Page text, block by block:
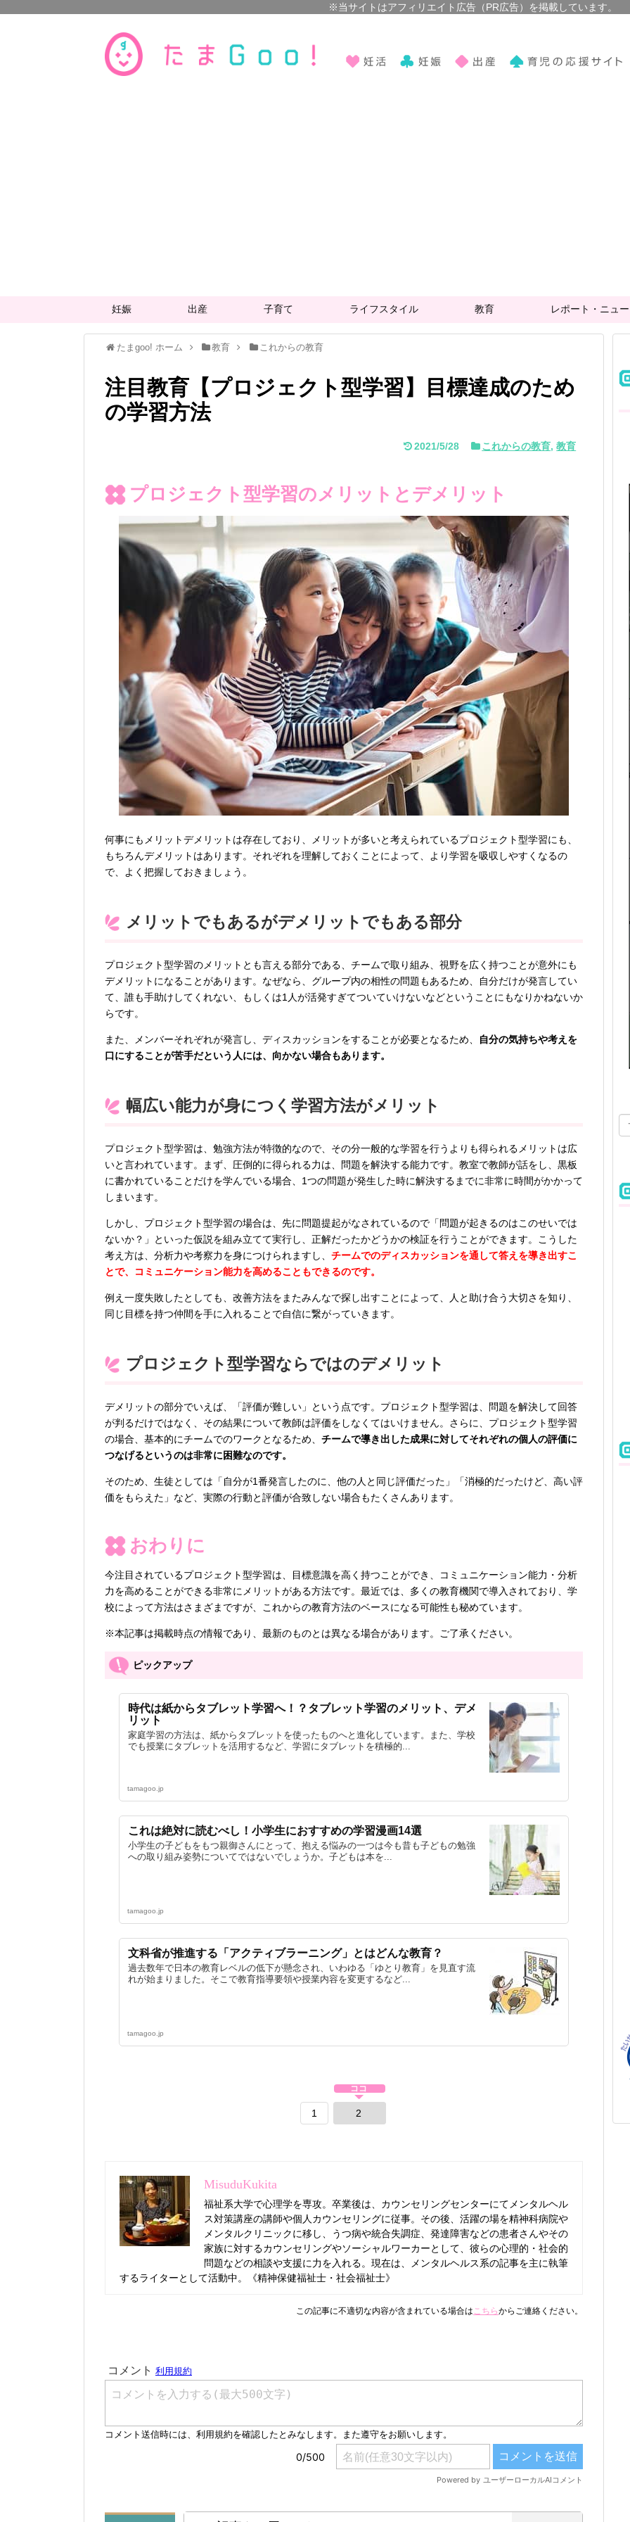
妊娠 出産 子育て ライフスタイル 教育 レポート・ニュ
たまgoo! ホーム 教育 これからの教育
注目教育【プロジェクト型学習】目標達成のため
の学習方法
2021/5/28 これからの教育,教育
プロジェクト型学習のメリットとデメリット
何事にもメリットデメリットは存在しており、メリットが多いと考えられているプロジェクト型学習にも、
もちろんデメリットはあります。それぞれを理解しておくことによって、より学習を吸収しやすくなるの
で、よく把握しておきましょう。
メリットでもあるがデメリットでもある部分
プロジェクト型学習のメリットとも言える部分である、チームで取り組み、視野を広く持つことが意外にも
デメリットになることがあります。なぜなら、グループ内の相性の問題もあるため、自分だけが発言してい
て、誰も手助けしてくれない、もしくは1人が活発すぎてついていけないなどということにもなりかねないか
らです。
また、メンバーそれぞれが発言し、ディスカッションをすることが必要となるため、
自分の気持ちや考えを
口にすることが苦手だという人には、向かない場合もあります。
幅広い能力が身につく学習方法がメリット
プロジェクト型学習は、勉強方法が特徴的なので、その分一般的な学習を行うよりも得られるメリットは広
いと言われています。まず、圧倒的に得られる力は、問題を解決する能力です。教室で教師が話をし、黒板
に書かれていることだけを学んでいる場合、1つの問題が発生した時に解決するまでに非常に時間がかかって
しまいます。
しかし、プロジェクト型学習の場合は、先に問題提起がなされているので「問題が起きるのはこのせいでは
ないか？」といった仮説を組み立てて実行し、正解だったかどうかの検証を行うことができます。こうした
考え方は、分析力や考察力を身につけられますし、 チームでのディスカッションを通して答えを導き出すこ
とで、コミュニケーション能力を高めることもできるのです。
例え一度失敗したとしても、改善方法をまたみんなで探し出すことによって、人と助け合う大切さを知り、
同じ目標を持つ仲間を手に入れることで自信に繋がっていきます。
プロジェクト型学習ならではのデメリット
デメリットの部分でいえば、「評価が難しい」という点です。プロジェクト型学習は、問題を解決して回答
が判るだけではなく、その結果について教師は評価をしなくてはいけません。さらに、プロジェクト型学習
の場合、基本的にチームでのワークとなるため、 チームで導き出した成果に対してそれぞれの個人の評価に
つなげるというのは非常に困難なのです。
そのため、生徒としては「自分が1番発言したのに、他の人と同じ評価だった」「消極的だったけど、高い評
価をもらえた」など、実際の行動と評価が合致しない場合もたくさんあります。
おわりに
今注目されているプロジェクト型学習は、目標意識を高く持つことができ、コミュニケーション能力・分析
力を高めることができる非常にメリットがある方法です。最近では、多くの教育機関で導入されており、学
校によって方法はさまざまですが、これからの教育方法のベースになる可能性も秘めています。
※本記事は掲載時点の情報であり、最新のものとは異なる場合があります。ご了承ください。
ピックアップ
時代は紙からタブレット学習へ！？タブレット学習のメリット、デメ
リット
家庭学習の方法は、紙からタブレットを使ったものへと進化しています。また、学校
でも授業にタブレットを活用するなど、学習にタブレットを積極的...
tamagoo.jp
これは絶対に読むべし！小学生におすすめの学習漫画14選
小学生の子どもをもつ親御さんにとって、抱える悩みの一つは今も昔も子どもの勉強
への取り組み姿勢についてではないでしょうか。子どもは本を...
tamagoo.jp
文科省が推進する「アクティブラーニング」とはどんな教育？
過去数年で日本の教育レベルの低下が懸念され、いわゆる「ゆとり教育」を見直す流
れが始まりました。そこで教育指導要領や授業内容を変更するなど...
tamagoo.jp
1 2
MisuduKukita
福祉系大学で心理学を専攻。卒業後は、カウンセリングセンターにてメンタルヘル
ス対策講座の講師や個人カウンセリングに従事。その後、活躍の場を精神科病院や
メンタルクリニックに移し、うつ病や統合失調症、発達障害などの患者さんやその
家族に対するカウンセリングやソーシャルワーカーとして、彼らの心理的・社会的
問題などの相談や支援に力を入れる。現在は、メンタルヘルス系の記事を主に執筆
するライターとして活動中。《精神保健福祉士・社会福祉士》
この記事に不適切な内容が含まれている場合はこちらからご連絡ください。